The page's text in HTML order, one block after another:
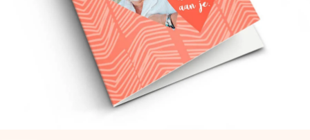
Je maakt in een paar stappen iets unieks – met haar naam,
jullie foto of een boodschap die raakt. Zonder gedoe, maar
met alle aandacht voor het moment.